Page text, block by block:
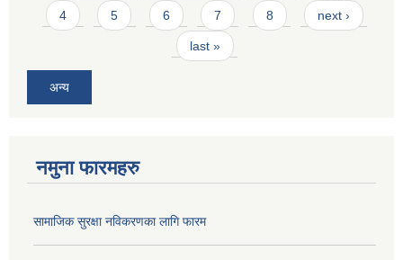
4 5 6 7 8 next ›
last »
अन्य
नमुना फारमहरु
सामाजिक सुरक्षा नविकरणका लागि फारम